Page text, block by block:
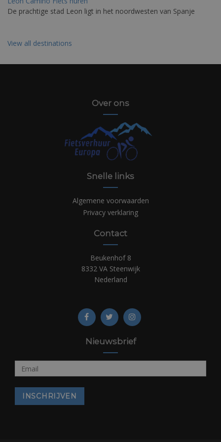
De prachtige stad Leon ligt in het noordwesten van Spanje
View all destinations
Over ons
Snelle links
Algemene voorwaarden
Privacy verklaring
Contact
Beukenhof 8
8332 VA Steenwijk
Nederland
Nieuwsbrief